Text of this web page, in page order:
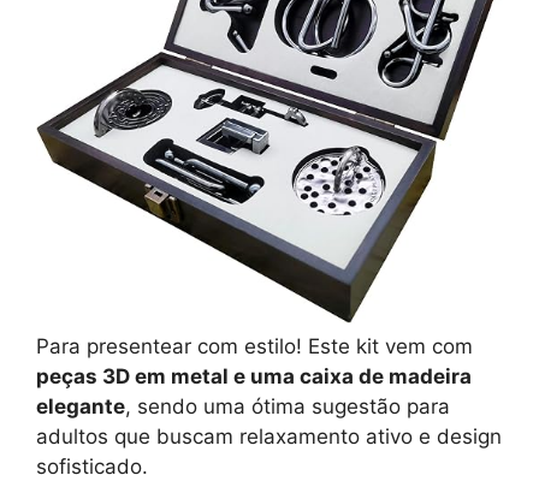
Para presentear com estilo! Este kit vem com
peças 3D em metal e uma caixa de madeira
elegante, sendo uma ótima sugestão para
adultos que buscam relaxamento ativo e design
sofisticado.